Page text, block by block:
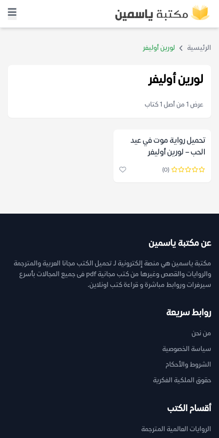
الرئيسية لورين أوليفر
لورين أوليفر
عرض 1 من أصل 1 كتاب
تحميل رواية موت في عيد
الحب – لورين أوليفر
(0)
عن مكتبة ياسمين
مكتبة ياسمين هي منصة إلكترونية لـ تحميل الكتب مجانا العربية والمترجمة
والروايات والقصص وغيرها من كتب مجانية pdf فى جميع المجالات بأسرع
سيرفرات وروابط مباشرة و قراءة كتب اونلاين.
روابط سريعة
من نحن
سياسة الخصوصية
الشروط والأحكام
حقوق الملكية الفكرية
أقسام الكتب
الروايات العالمية المترجمة